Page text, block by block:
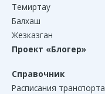
Темиртау
Балхаш
Жезказган
Проект «Блогер»
Справочник
Расписания транспорта